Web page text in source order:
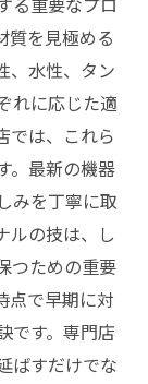
質を見極める
、水性、タン
れに応じた適
では、これら
。最新の機器
みを丁寧に取
ルの技は、し
つための重要
点で早期に対
です。専門店
ばすだけでな